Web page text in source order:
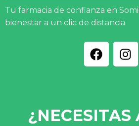
Tu farmacia de confianza en
bienestar a un clic de distancia.
¿NECESITAS